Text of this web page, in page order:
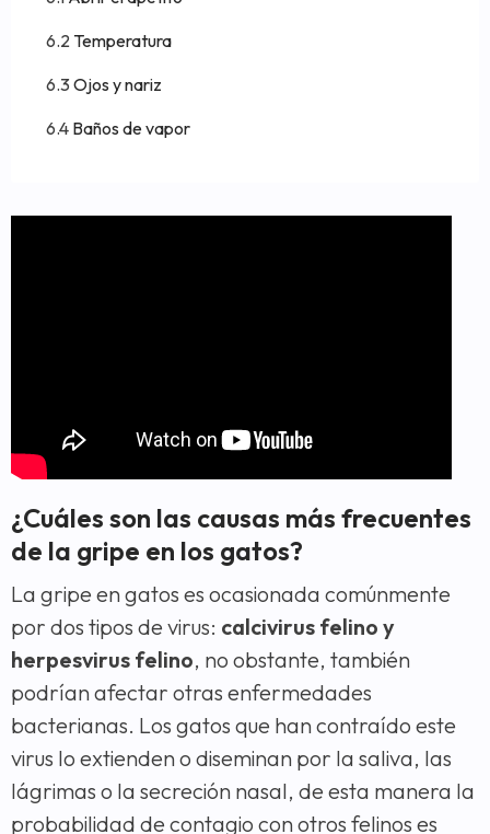
Temperatura
Ojos y nariz
Baños de vapor
¿Cuáles son las causas más frecuentes
de la gripe en los gatos?
La gripe en gatos es ocasionada comúnmente
por dos tipos de virus: calcivirus felino y
herpesvirus felino, no obstante, también
podrían afectar otras enfermedades
bacterianas. Los gatos que han contraído este
virus lo extienden o diseminan por la saliva, las
lágrimas o la secreción nasal, de esta manera la
probabilidad de contagio con otros felinos es